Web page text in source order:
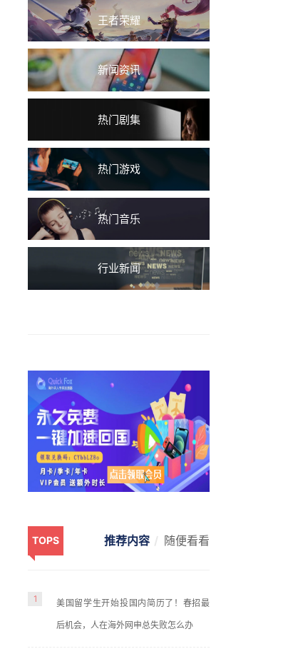
王者荣耀
新闻资讯
热门剧集
热门游戏
热门音乐
行业新闻
TOPS 推荐内容 随便看看
1 美国留学生开始投国内简历了！春招最
后机会，人在海外网申总失败怎么办